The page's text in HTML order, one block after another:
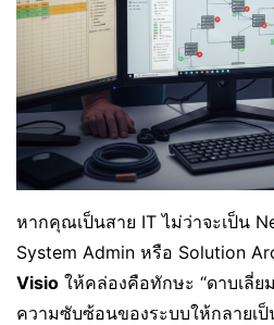
หากคุณเป็นสาย IT ไม่ว่าจะเป็น
System Admin หรือ Solution
Visio ให้คล่องคือทักษะ “ดาบเลี่ย
ความซับซ้อนของระบบให้กลายเป็